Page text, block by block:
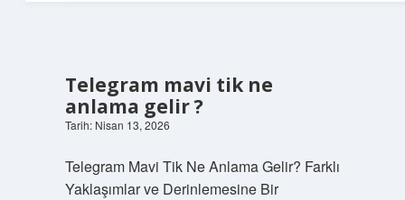
Telegram mavi tik ne
anlama gelir ?
Tarih: Nisan 13, 2026
Telegram Mavi Tik Ne Anlama Gelir? Farklı
Yaklaşımlar ve Derinlemesine Bir